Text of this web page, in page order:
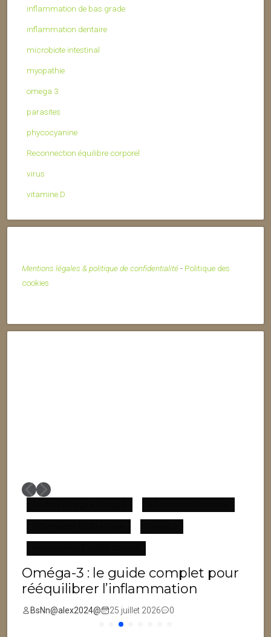
inflammation de bas grade
inflammation dentaire
microbiote intestinal
myopathie
omega 3
parasites
phycocyanine
Reconnection équilibre corporel
virus
vitamine D
Mentions légales & politique de confidentialité- Politique des
cookies
Oméga-3 : le guide complet pour
rééquilibrer l’inflammation
BsNn@alex2024@ 25 juillet 2026 0